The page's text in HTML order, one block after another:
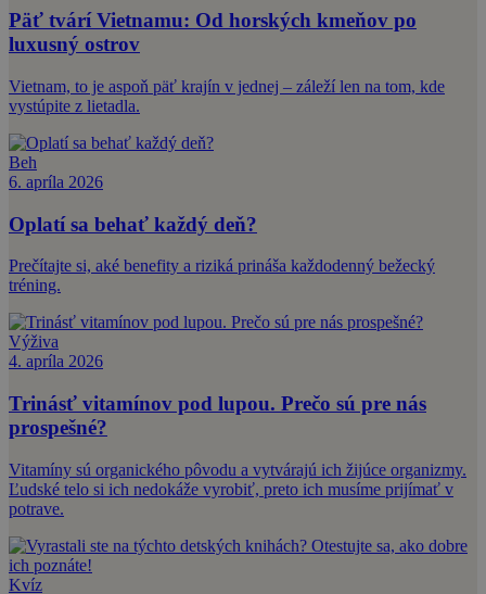
Päť tvárí Vietnamu: Od horských kmeňov po
luxusný ostrov
Vietnam, to je aspoň päť krajín v jednej – záleží len na tom, kde
vystúpite z lietadla.
Beh
6. apríla 2026
Oplatí sa behať každý deň?
Prečítajte si, aké benefity a riziká prináša každodenný bežecký
tréning.
Výživa
4. apríla 2026
Trinásť vitamínov pod lupou. Prečo sú pre nás
prospešné?
Vitamíny sú organického pôvodu a vytvárajú ich žijúce organizmy.
Ľudské telo si ich nedokáže vyrobiť, preto ich musíme prijímať v
potrave.
Kvíz